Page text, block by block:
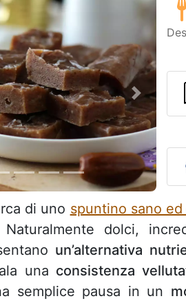
di uno spuntino sano
dolci,
un’alternativa
una consistenza
semplice pausa in un